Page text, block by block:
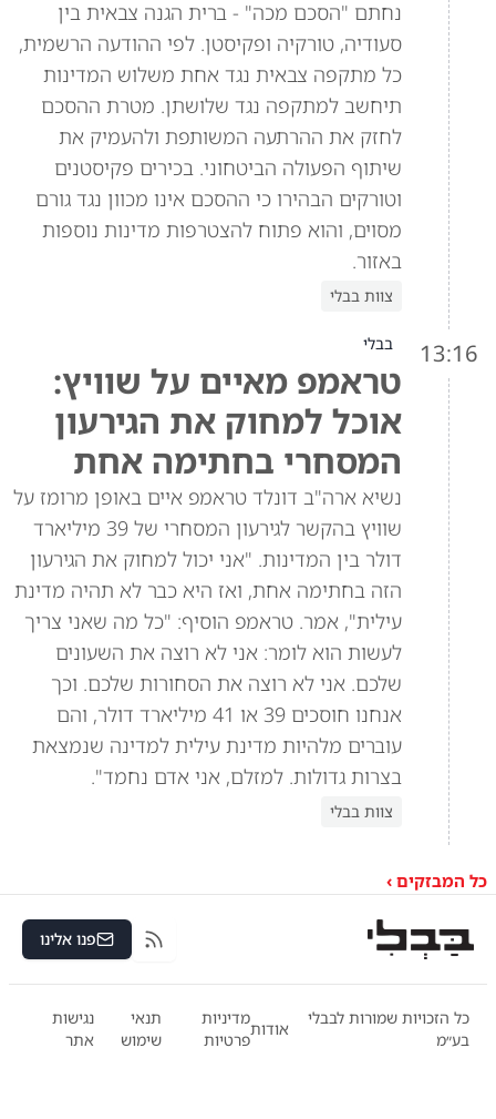
נחתם "הסכם מכה" - ברית הגנה צבאית בין
סעודיה, טורקיה ופקיסטן. לפי ההודעה הרשמית,
כל מתקפה צבאית נגד אחת משלוש המדינות
תיחשב למתקפה נגד שלושתן. מטרת ההסכם
לחזק את ההרתעה המשותפת ולהעמיק את
שיתוף הפעולה הביטחוני. בכירים פקיסטנים
וטורקים הבהירו כי ההסכם אינו מכוון נגד גורם
מסוים, והוא פתוח להצטרפות מדינות נוספות
באזור.
צוות בבלי
13:16 בבלי
טראמפ מאיים על שוויץ:
אוכל למחוק את הגירעון
המסחרי בחתימה אחת
נשיא ארה"ב דונלד טראמפ איים באופן מרומז על
שוויץ בהקשר לגירעון המסחרי של 39 מיליארד
דולר בין המדינות. "אני יכול למחוק את הגירעון
הזה בחתימה אחת, ואז היא כבר לא תהיה מדינת
עילית", אמר. טראמפ הוסיף: "כל מה שאני צריך
לעשות הוא לומר: אני לא רוצה את השעונים
שלכם. אני לא רוצה את הסחורות שלכם. וכך
אנחנו חוסכים 39 או 41 מיליארד דולר, והם
עוברים מלהיות מדינת עילית למדינה שנמצאת
בצרות גדולות. למזלם, אני אדם נחמד".
צוות בבלי
כל המבזקים ›
RSS פנו אלינו
כל הזכויות שמורות לבבלי
בע״מ
אודות
מדיניות
פרטיות
תנאי
שימוש
נגישות
אתר